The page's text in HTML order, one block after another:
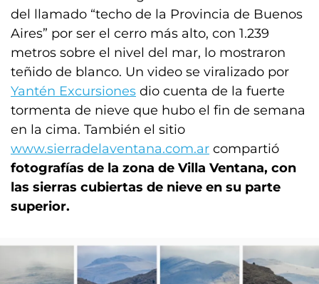
del llamado “techo de la Provincia de Buenos
Aires” por ser el cerro más alto, con 1.239
metros sobre el nivel del mar, lo mostraron
teñido de blanco. Un video se viralizado por
Yantén Excursiones dio cuenta de la fuerte
tormenta de nieve que hubo el fin de semana
en la cima. También el sitio
www.sierradelaventana.com.ar compartió
fotografías de la zona de Villa Ventana, con
las sierras cubiertas de nieve en su parte
superior.